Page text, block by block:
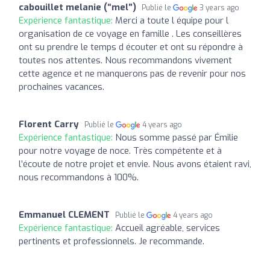
cabouillet melanie (“mel”) Publié le 3 years ago
Expérience fantastique: Merci a toute l équipe pour l
organisation de ce voyage en famille . Les conseillères
ont su prendre le temps d écouter et ont su répondre à
toutes nos attentes. Nous recommandons vivement
cette agence et ne manquerons pas de revenir pour nos
prochaines vacances.
Florent Carry Publié le 4 years ago
Expérience fantastique: Nous somme passé par Émilie
pour notre voyage de noce. Très compétente et à
l’écoute de notre projet et envie. Nous avons étaient ravi,
nous recommandons à 100%.
Emmanuel CLEMENT Publié le 4 years ago
Expérience fantastique: Accueil agréable, services
pertinents et professionnels. Je recommande.